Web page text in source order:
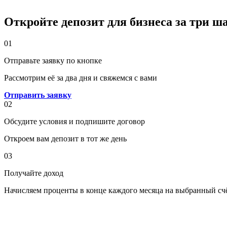
Откройте депозит для бизнеса за три
01
Отправьте заявку по кнопке
Рассмотрим её за два дня и свяжемся с вами
Отправить заявку
02
Обсудите условия и подпишите договор
Откроем вам депозит в тот же день
03
Получайте доход
Начисляем проценты в конце каждого месяца на выбранный